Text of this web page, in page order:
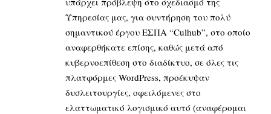
Υπηρεσίας μας, για συντήρηση του πολύ
σημαντικού έργου ΕΣΠΑ “Culhub”, στο οποίο
αναφερθήκατε επίσης, καθώς μετά από
κυβερνοεπίθεση στο διαδίκτυο, σε όλες τις
πλατφόρμες WordPress, προέκυψαν
δυσλειτουργίες, οφειλόμενες στο
ελαττωματικό λογισμικό αυτό (αναφέρομαι